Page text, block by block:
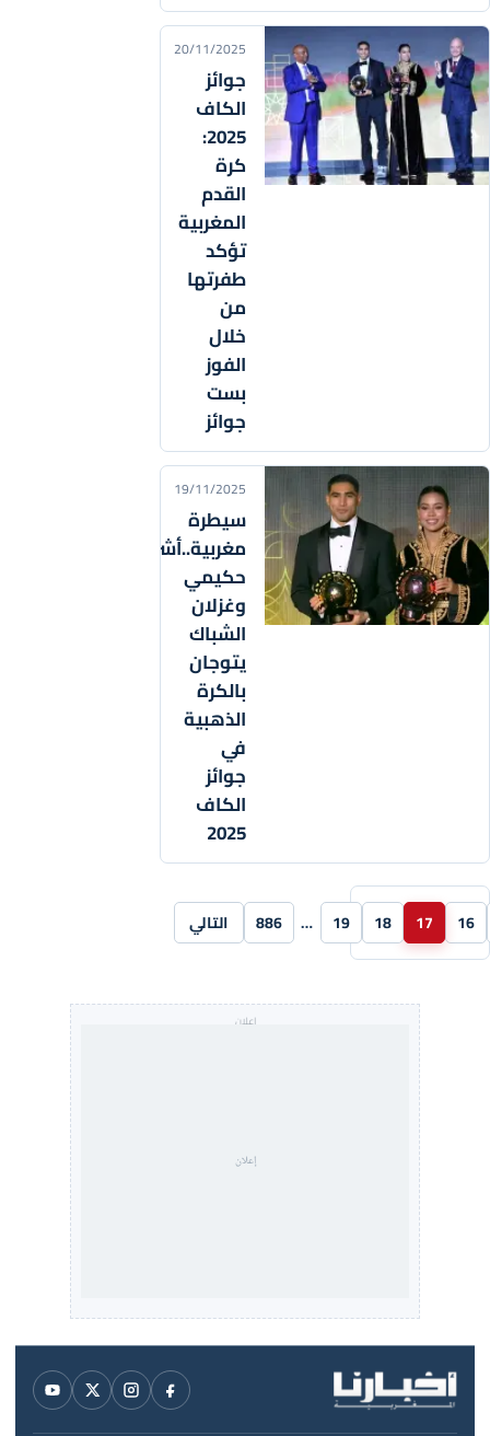
20/11/2025
جوائز
الكاف
2025:
كرة
القدم
المغربية
تؤكد
طفرتها
من
خلال
الفوز
بست
جوائز
19/11/2025
سيطرة
مغربية..أشرف
حكيمي
وغزلان
الشباك
يتوجان
بالكرة
الذهبية
في
جوائز
الكاف
2025
16
17
18
19
…
886 التالي